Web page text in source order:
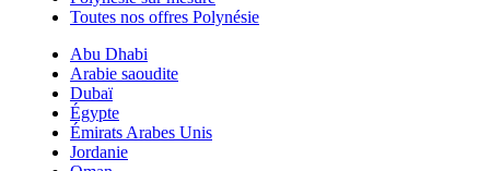
Toutes nos offres Polynésie
Abu Dhabi
Arabie saoudite
Dubaï
Égypte
Émirats Arabes Unis
Jordanie